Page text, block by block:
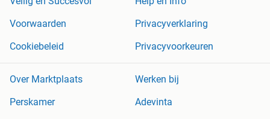
Voorwaarden
Privacyverklaring
Cookiebeleid
Privacyvoorkeuren
Over Marktplaats
Werken bij
Perskamer
Adevinta